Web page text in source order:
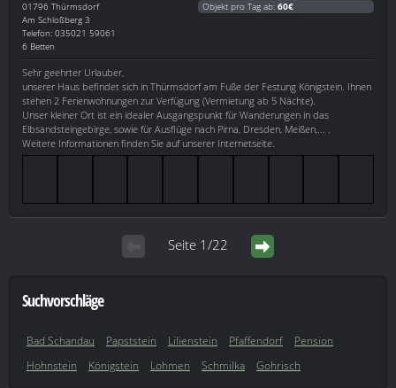
01796 Thürmsdorf
Am Schloßberg 3
Telefon: 035021 59061
6 Betten
Objekt pro Tag ab: 60€
Sehr geehrter Urlauber,
unserer Haus befindet sich in Thürmsdorf am Fuße der Festung Königstein. Ihnen
stehen 2 Ferienwohnungen zur Verfügung (Vermietung ab 5 Nächte).
Unser kleiner Ort ist ein idealer Ausgangspunkt für Wanderungen in das
Elbsandsteingebirge, sowie für Ausflüge nach Pirna, Dresden, Meißen,... .
Weitere Informationen finden Sie auf unserer Internetseite.
Seite 1/22
Suchvorschläge
Bad Schandau Papststein Lilienstein Pfaffendorf
Pension
Hohnstein
Königstein Lohmen Schmilka Gohrisch